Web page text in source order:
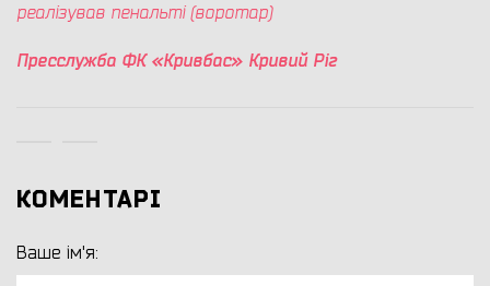
реалізував пенальті (воротар)
Пресслужба ФК «Кривбас» Кривий Ріг
КОМЕНТАРІ
Ваше ім'я: